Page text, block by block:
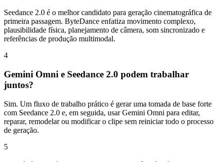
Seedance 2.0 é o melhor candidato para geração cinematográfica de
primeira passagem. ByteDance enfatiza movimento complexo,
plausibilidade física, planejamento de câmera, som sincronizado e
referências de produção multimodal.
4
Gemini Omni e Seedance 2.0 podem trabalhar
juntos?
Sim. Um fluxo de trabalho prático é gerar uma tomada de base forte
com Seedance 2.0 e, em seguida, usar Gemini Omni para editar,
reparar, remodelar ou modificar o clipe sem reiniciar todo o processo
de geração.
5